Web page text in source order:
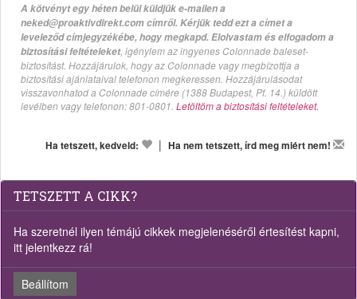
A kötvényt egy héten belül küldjük e-mailen a
neked@proaktivdirekt.com címről. Kérjük tedd ezt a címet a
leveleződ címjegyzékébe, hogy megkapd. Elolvastam és elfogadom a
biztosítási feltételeket, igénylem az ingyenes Colonnade baleset-
biztosítást. Hozzájárulok, hogy az Colonnade vagy megbízottja a
biztosítási ajánlataival telefonon megkeressen. Hozzájárulásodat
visszavonhatod a Colonnade címére (1388 Budapest, Pf. 14.) küldött
levélben vagy telefonon: 801-0801. Letöltöm a biztosítási feltételeket.
Ha tetszett, kedveld: | Ha nem tetszett, írd meg miért nem!
TETSZETT A CIKK?
Ha szeretnél ilyen témájú cikkek megjelenéséről értesítést kapni,
itt jelentkezz rá!
Beállítom